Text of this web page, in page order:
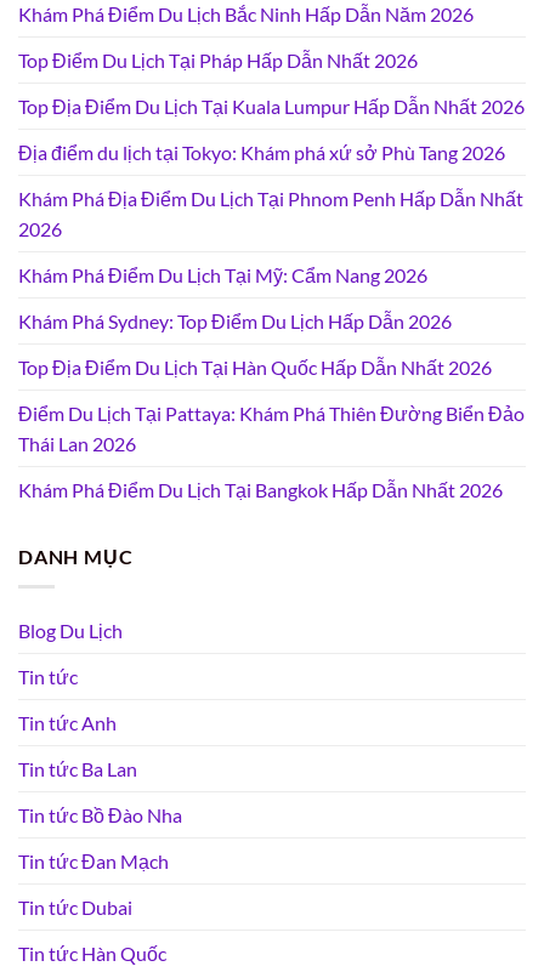
Khám Phá Điểm Du Lịch Bắc Ninh Hấp Dẫn Năm 2026
Top Điểm Du Lịch Tại Pháp Hấp Dẫn Nhất 2026
Top Địa Điểm Du Lịch Tại Kuala Lumpur Hấp Dẫn Nhất 2026
Địa điểm du lịch tại Tokyo: Khám phá xứ sở Phù Tang 2026
Khám Phá Địa Điểm Du Lịch Tại Phnom Penh Hấp Dẫn Nhất
2026
Khám Phá Điểm Du Lịch Tại Mỹ: Cẩm Nang 2026
Khám Phá Sydney: Top Điểm Du Lịch Hấp Dẫn 2026
Top Địa Điểm Du Lịch Tại Hàn Quốc Hấp Dẫn Nhất 2026
Điểm Du Lịch Tại Pattaya: Khám Phá Thiên Đường Biển Đảo
Thái Lan 2026
Khám Phá Điểm Du Lịch Tại Bangkok Hấp Dẫn Nhất 2026
DANH MỤC
Blog Du Lịch
Tin tức
Tin tức Anh
Tin tức Ba Lan
Tin tức Bồ Đào Nha
Tin tức Đan Mạch
Tin tức Dubai
Tin tức Hàn Quốc